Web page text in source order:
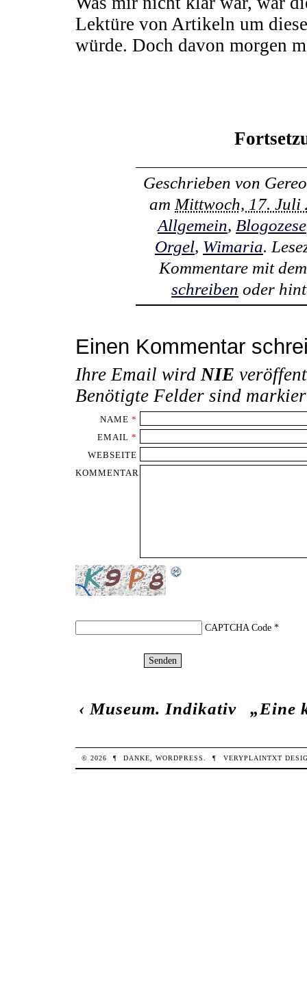
Lektüre von Artikeln um
würde. Doch davon morgen
Geschrieben von
amMittwoch, 17. Juli
Allgemein, Blogozese
Orgel, Wimaria.
Kommentare mit
schreiben oder
Einen Kommentar
Ihre Email wird NIE
Benötigte Felder sind
NAME *
EMAIL *
WEBSEITE
KOMMENTAR
CAPTCHA Code*
‹ Museum. Indikativ „Eine
© 2026 ¶ DANKE,WORDPRESS. ¶ VERYPLAINTXT